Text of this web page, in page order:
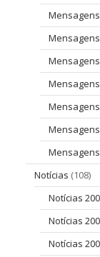
Mensagens
Notícias (108)
Notícias
Notícias
Notícias